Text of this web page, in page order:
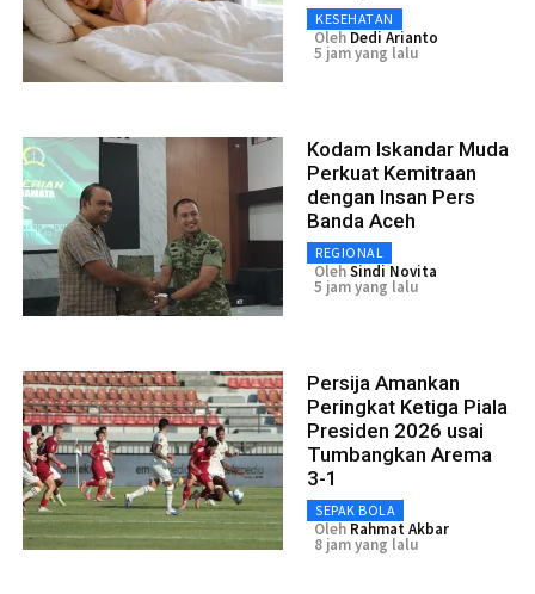
KESEHATAN
Oleh Dedi Arianto
5 jam yang lalu
Kodam Iskandar Muda
Perkuat Kemitraan
dengan Insan Pers
Banda Aceh
REGIONAL
OlehSindi Novita
5 jam yang lalu
Persija Amankan
Peringkat Ketiga Piala
Presiden 2026 usai
Tumbangkan Arema
3-1
SEPAK BOLA
Oleh Rahmat Akbar
8 jam yang lalu